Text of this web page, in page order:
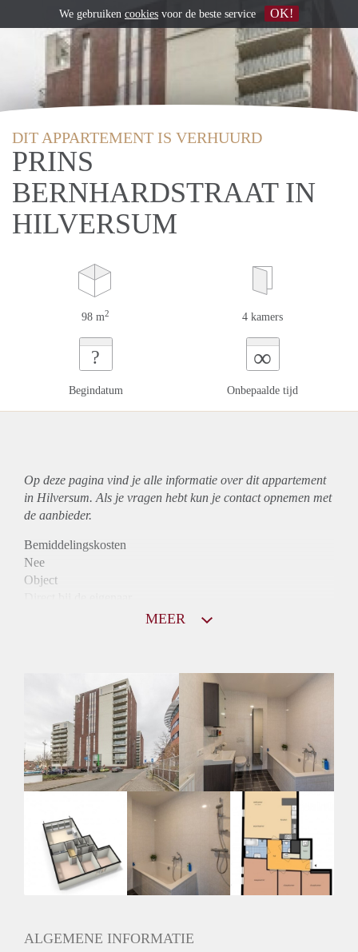
DIT APPARTEMENT IS VERHUURD
PRINS
BERNHARDSTRAAT IN
HILVERSUM
98 m2 4 kamers
?
Begindatum
∞
Onbepaalde tijd
Op deze pagina vind je alle informatie over ditappartement
in Hilversum. Als je vragen hebt kun je contact opnemen met
de aanbieder.
Bemiddelingskosten
Nee
Object
Niet mogelijk
Inkomen eis
3,0 X Maandhuur Bruto
Huurtermijn
Onbepaalde termijn
Oplevering
MEER
ALGEMENE INFORMATIE
We gebruiken cookies voor de beste service OK!